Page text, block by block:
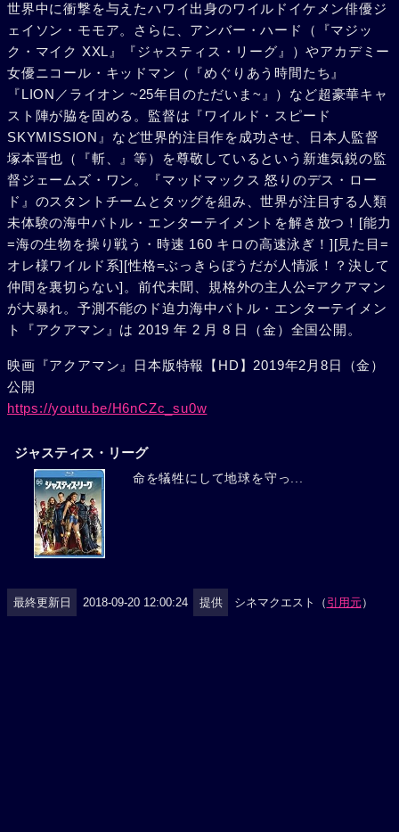
世界中に衝撃を与えたハワイ出身のワイルドイケメン俳優ジ
ェイソン・モモア。さらに、アンバー・ハード（『マジッ
ク・マイク XXL』『ジャスティス・リーグ』）やアカデミー
女優ニコール・キッドマン（『めぐりあう時間たち』
『LION／ライオン ~25年目のただいま~』）など超豪華キャ
スト陣が脇を固める。監督は『ワイルド・スピード
SKYMISSION』など世界的注目作を成功させ、日本人監督
塚本晋也（『斬、』等）を尊敬しているという新進気鋭の監
督ジェームズ・ワン。『マッドマックス 怒りのデス・ロー
ド』のスタントチームとタッグを組み、世界が注目する人類
未体験の海中バトル・エンターテイメントを解き放つ！[能力
=海の生物を操り戦う・時速 160 キロの高速泳ぎ！][見た目=
オレ様ワイルド系][性格=ぶっきらぼうだが人情派！？決して
仲間を裏切らない]。前代未聞、規格外の主人公=アクアマン
が大暴れ。予測不能のド迫力海中バトル・エンターテイメン
ト『アクアマン』は 2019 年 2 月 8 日（金）全国公開。
映画『アクアマン』日本版特報【HD】2019年2月8日（金）
公開
https://youtu.be/H6nCZc_su0w
ジャスティス・リーグ
命を犠牲にして地球を守っ...
最終更新日 2018-09-20 12:00:24 提供 シネマクエスト（ 引用元）